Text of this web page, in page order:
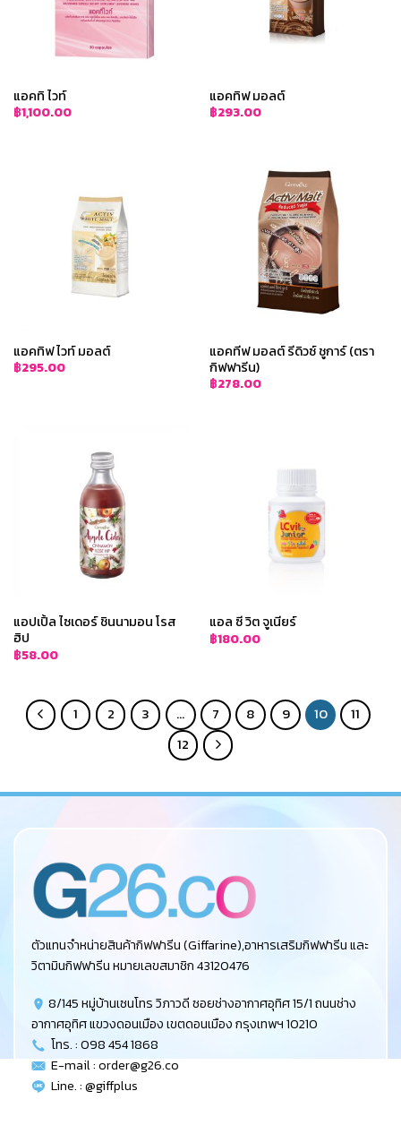
แอคทิ ไวท์
฿1,100.00
แอคทิฟ มอลต์
฿293.00
แอคทิฟ ไวท์ มอลต์
฿295.00
แอคทีฟ มอลต์ รีดิวซ์ ชูการ์ (ตรา
กิฟฟารีน)
฿278.00
แอปเปิ้ล ไซเดอร์ ชินนามอน โรส
ฮิป
฿58.00
แอล ซี วิต จูเนียร์
฿180.00
1 2 3 … 7 8 9 10
11
12
ตัวแทนจำหน่ายสินค้ากิฟฟารีน (Giffarine),อาหารเสริมกิฟฟารีน และ
วิตามินกิฟฟารีน หมายเลขสมาชิก 43120476
8/145 หมู่บ้านเซนโทร วิภาวดี ซอยช่างอากาศอุทิศ 15/1 ถนนช่าง
อากาศอุทิศ แขวงดอนเมือง เขตดอนเมือง กรุงเทพฯ 10210
โทร. : 098 454 1868
E-mail :order@g26.co
Line. : @giffplus